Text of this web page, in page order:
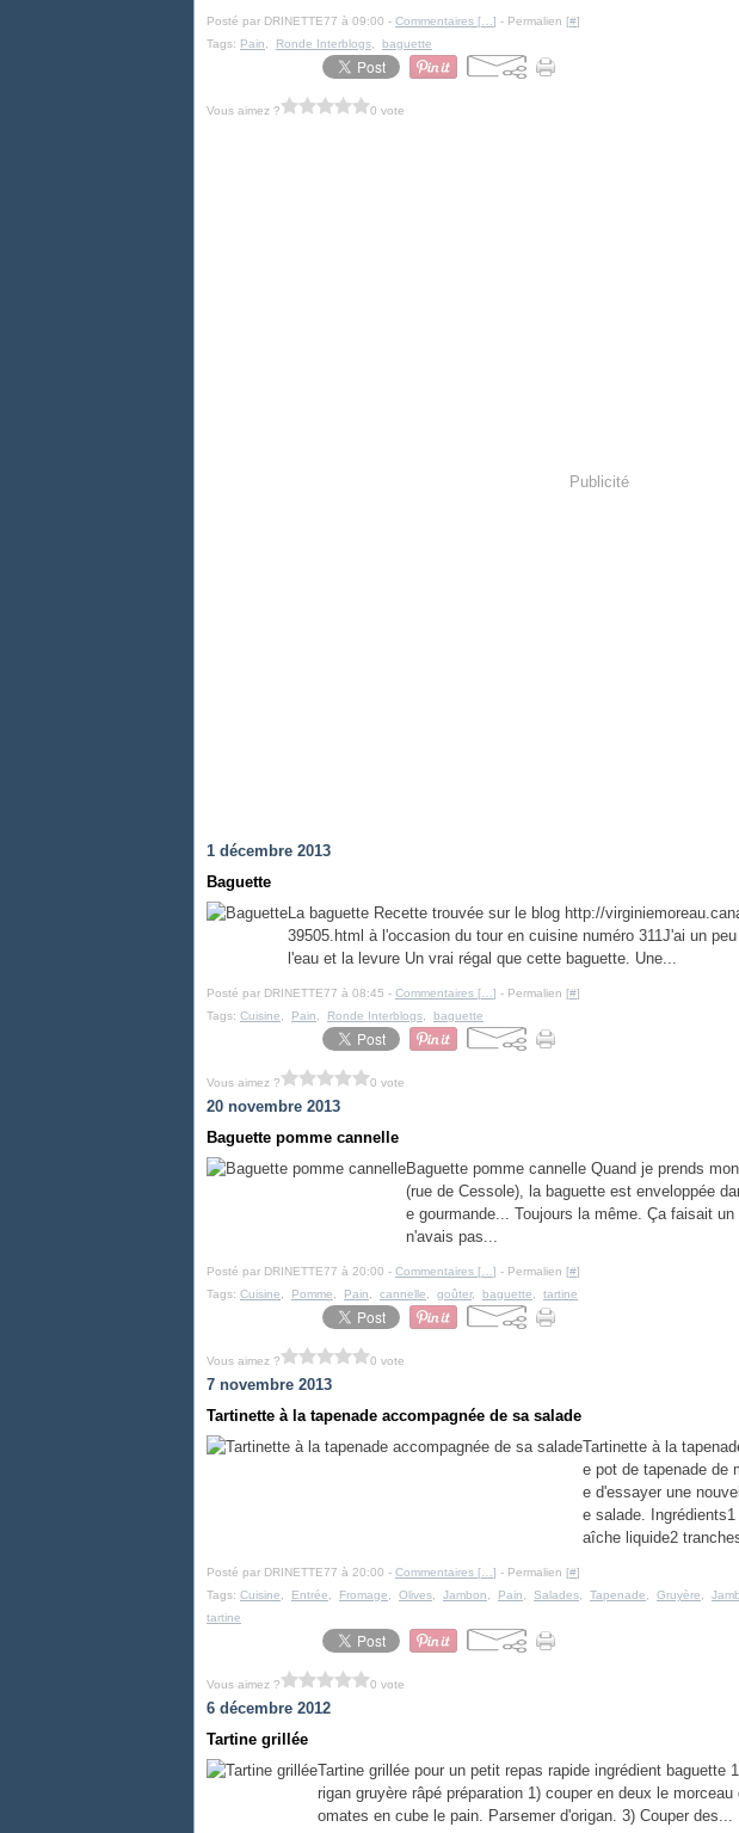
Posté par DRINETTE77 à 09:00 - Commentaires [ ] - Permalien [#]
Tags: Pain Ronde Interblogs baguette
Vous aimez ? 0 vote
Publicité
1 décembre 2013
Baguette
La baguette Recette trouvée sur le blog http://
39505.html à l'occasion du tour en cuisine numéro 311J'ai un
l'eau et la levure Un vrai régal que cette baguette. Une...
Posté par DRINETTE77 à 08:45 - Commentaires [ ] - Permalien [#]
Tags: Cuisine Pain Ronde Interblogs baguette
Vous aimez ? 0 vote
20 novembre 2013
Baguette pomme cannelle
Baguette pomme cannelle Quand je prends
(rue de Cessole), la baguette est enveloppée
e gourmande... Toujours la même. Ça faisait
n'avais pas...
Posté par DRINETTE77 à 20:00 - Commentaires [ ] - Permalien [#]
Tags: Cuisine Pomme Pain cannelle goûter, baguette tartine
Vous aimez ? 0 vote
7 novembre 2013
Tartinette à la tapenade accompagnée de sa salade
Tartinette à la
e pot de tapenade de
e d'essayer une
e salade.
aîche liquide2
Posté par DRINETTE77 à 20:00 - Commentaires [ ] - Permalien [#]
Tags: Cuisine Entrée Fromage Olives Jambon Pain Salades Tapenade Gruyère
tartine
Vous aimez ? 0 vote
6 décembre 2012
Tartine grillée
Tartine grillée pour un petit repas rapide ingrédient
rigan gruyère râpé préparation 1) couper en deux le
omates en cube le pain. Parsemer d'origan. 3) Couper des...